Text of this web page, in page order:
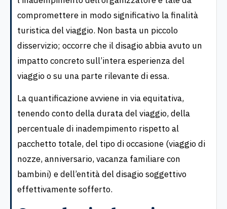
compromettere in modo significativo la finalità
turistica del viaggio. Non basta un piccolo
disservizio; occorre che il disagio abbia avuto un
impatto concreto sull’intera esperienza del
viaggio o su una parte rilevante di essa.
La quantificazione avviene in via equitativa,
tenendo conto della durata del viaggio, della
percentuale di inadempimento rispetto al
pacchetto totale, del tipo di occasione (viaggio di
nozze, anniversario, vacanza familiare con
bambini) e dell’entità del disagio soggettivo
effettivamente sofferto.